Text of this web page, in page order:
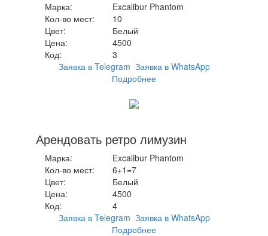
Марка:
Excalibur Phantom
Кол-во мест:
10
Цвет:
Белый
Цена:
4500
Код:
3
Заявка в Telegram Заявка в WhatsApp
Подробнее
Арендовать ретро лимузин
Марка:
Excalibur Phantom
Кол-во мест:
6+1=7
Цвет:
Белый
Цена:
4500
Код:
4
Заявка в Telegram Заявка в WhatsApp
Подробнее